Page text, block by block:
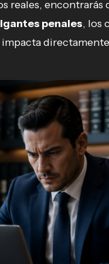
reales,
penales, los